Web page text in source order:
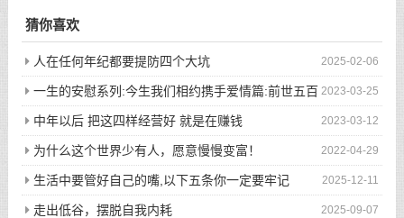
猜你喜欢
2025-02-06
人在任何年纪都要提防四个大坑
2023-03-25
一生的安慰系列:今生我们相约携手爱情篇:前世五百
次的回眸才换来今生的相遇
2023-03-12
中年以后 把这四样经营好 就是在赚钱
2022-04-29
为什么这个世界少有人，愿意慢慢变富！
2025-12-11
生活中要管好自己的嘴,以下五条你一定要牢记
2025-09-07
走出低谷，摆脱自我内耗